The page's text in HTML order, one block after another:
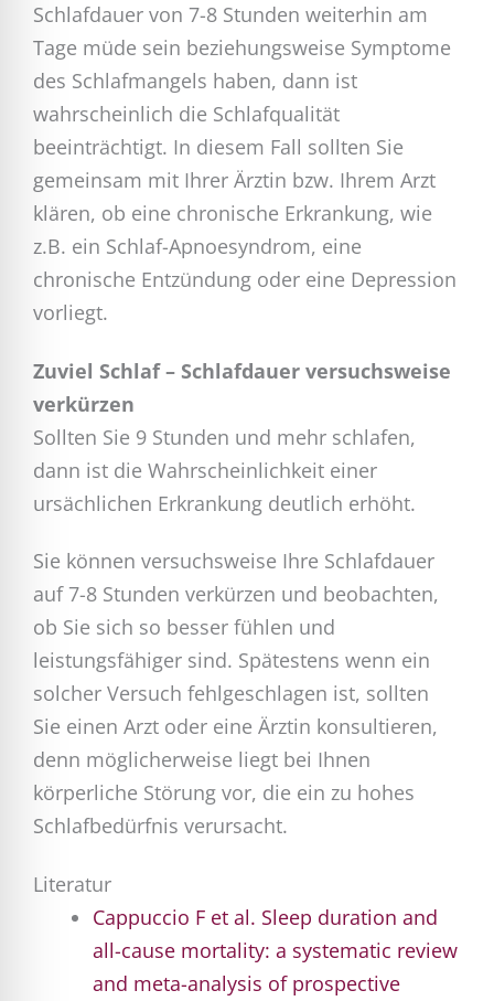
Schlafdauer von 7-8 Stunden weiterhin am
Tage müde sein beziehungsweise Symptome
des Schlafmangels haben, dann ist
wahrscheinlich die Schlafqualität
beeinträchtigt. In diesem Fall sollten Sie
gemeinsam mit Ihrer Ärztin bzw. Ihrem Arzt
klären, ob eine chronische Erkrankung, wie
z.B. ein Schlaf-Apnoesyndrom, eine
chronische Entzündung oder eine Depression
vorliegt.
Zuviel Schlaf – Schlafdauer versuchsweise
verkürzen
Sollten Sie 9 Stunden und mehr schlafen,
dann ist die Wahrscheinlichkeit einer
ursächlichen Erkrankung deutlich erhöht.
Sie können versuchsweise Ihre Schlafdauer
auf 7-8 Stunden verkürzen und beobachten,
ob Sie sich so besser fühlen und
leistungsfähiger sind. Spätestens wenn ein
solcher Versuch fehlgeschlagen ist, sollten
Sie einen Arzt oder eine Ärztin konsultieren,
denn möglicherweise liegt bei Ihnen
körperliche Störung vor, die ein zu hohes
Schlafbedürfnis verursacht.
Literatur
Cappuccio F et al. Sleep duration and
all-cause mortality: a systematic review
and meta-analysis of prospective